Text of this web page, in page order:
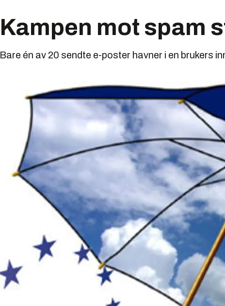
Kampen mot spam
Bare én av 20 sendte e-poster havner i en brukers